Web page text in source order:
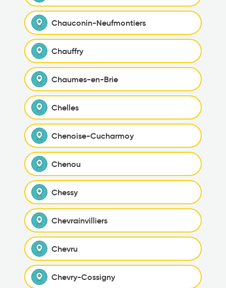
Chauconin-Neufmontiers
Chauffry
Chaumes-en-Brie
Chelles
Chenoise-Cucharmoy
Chenou
Chessy
Chevrainvilliers
Chevru
Chevry-Cossigny